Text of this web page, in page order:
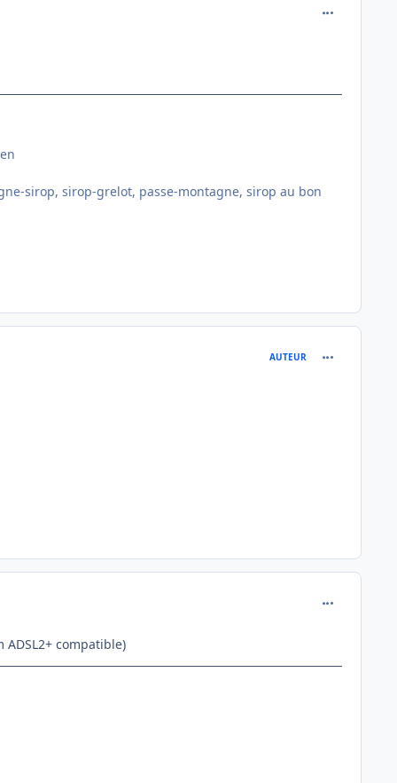
sirop, sirop-grelot, passe-montagne, sirop au bon
AUTEUR
ADSL2+ compatible)